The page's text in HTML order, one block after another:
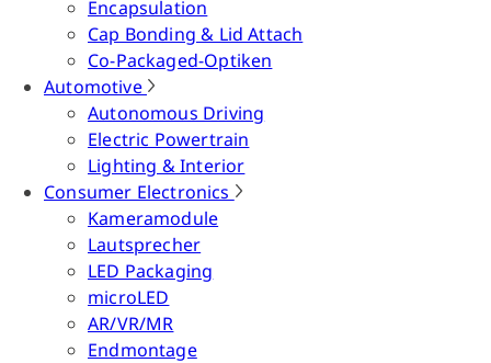
Encapsulation
Cap Bonding & Lid Attach
Co-Packaged-Optiken
Automotive
Autonomous Driving
Electric Powertrain
Lighting & Interior
Consumer Electronics
Kameramodule
Lautsprecher
LED Packaging
microLED
AR/VR/MR
Endmontage